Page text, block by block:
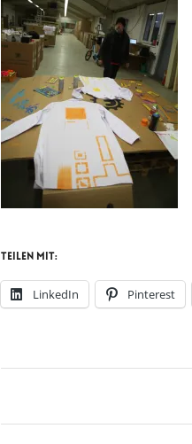
Teilen mit:
LinkedIn Pinterest